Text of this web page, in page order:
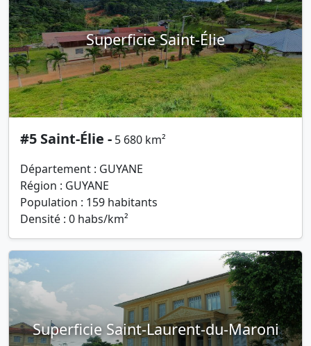
Superficie Saint-Élie
#5 Saint-Élie - 5 680 km²
Département : GUYANE
Région : GUYANE
Population : 159 habitants
Densité : 0 habs/km²
Superficie Saint-Laurent-du-Maroni